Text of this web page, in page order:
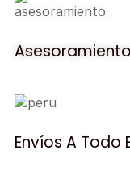
Envíos A Todo